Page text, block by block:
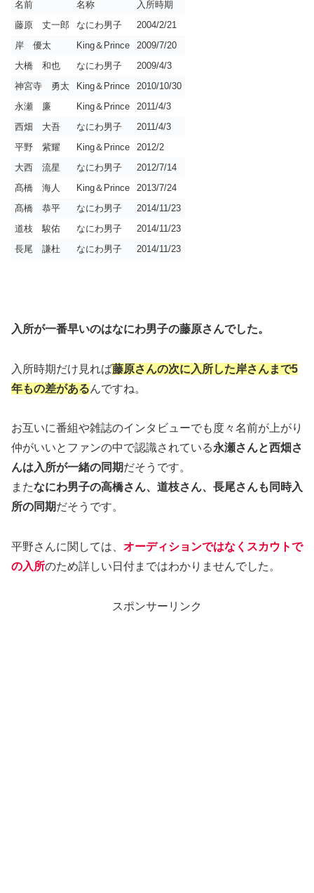
名前 名称
入所時期
藤原 丈一郎
なにわ男子
2004/2/21
岸 優太
King＆Prince
2009/7/20
大橋 和也
なにわ男子
2009/4/3
神宮寺 勇太
King＆Prince
2010/10/30
永瀬 廉
King＆Prince
2011/4/3
西畑 大吾
なにわ男子
2011/4/3
平野 紫耀
King＆Prince
2012/2
大西 流星
なにわ男子
2012/7/14
髙橋 海人
King＆Prince
2013/7/24
髙橋 恭平
なにわ男子
2014/11/23
道枝 駿佑
なにわ男子
2014/11/23
長尾 謙杜
なにわ男子 2014/11/23
入所が一番早いのはなにわ男子の藤原さんでした。
入所時期だけ見れば藤原さんの次に入所した岸さんまで5
年もの差があるんですね。
お互いに番組や雑誌のインタビューでも度々名前が上がり
仲がいいとファンの中で認識されている永瀬さんと西畑さ
んは入所が一緒の同期だそうです。
またなにわ男子の高橋さん、道枝さん、長尾さんも同時入
所の同期だそうです。
平野さんに関しては、 オーディションではなくスカウトで
の入所のため詳しい日付まではわかりませんでした。
スポンサーリンク